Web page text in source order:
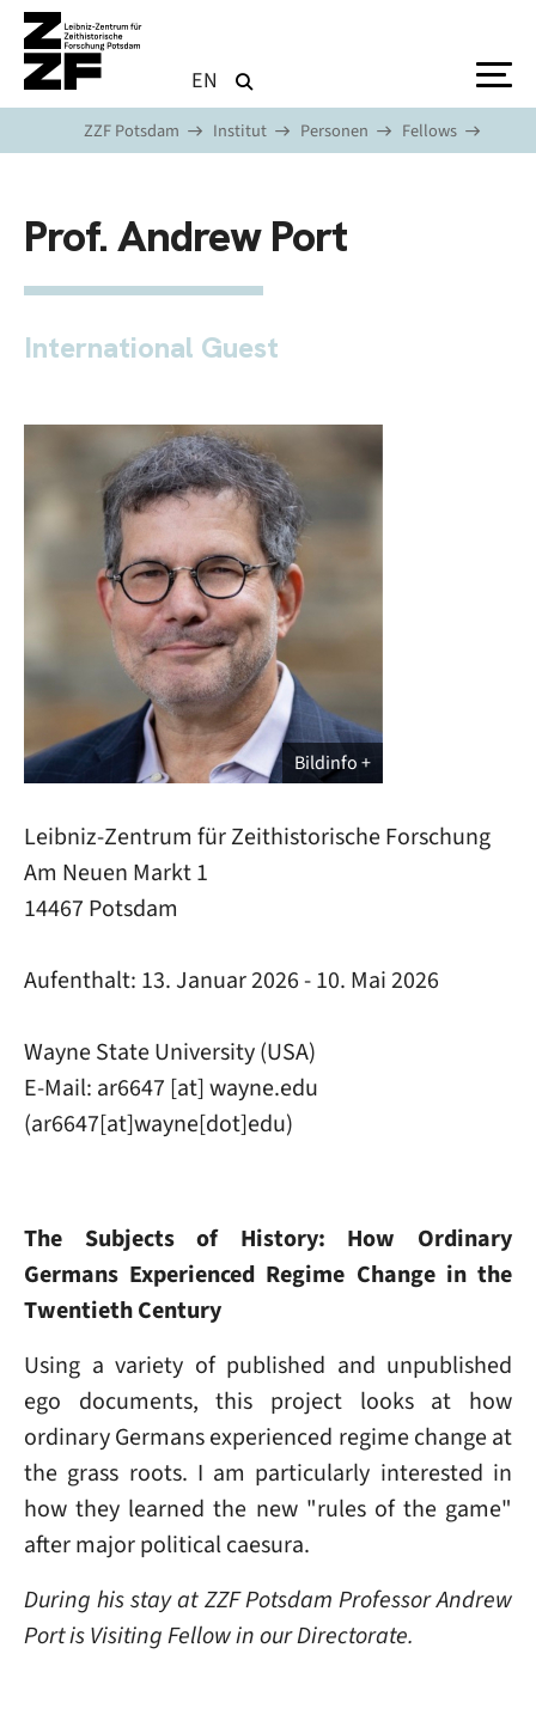
Direkt zum Inhalt
EN
ZZF Potsdam Institut Personen Fellows
Prof. Andrew Port
International Guest
Bildinfo
Leibniz-Zentrum für Zeithistorische Forschung
Am Neuen Markt 1
14467 Potsdam
Aufenthalt: 13. Januar 2026-10. Mai 2026
Wayne State University (USA)
E-Mail: ar6647 [at]wayne.edu
(ar6647[at]wayne[dot]edu)
The Subjects of History: How Ordinary
Germans Experienced Regime Change in the
Twentieth Century
Using a variety of published and unpublished
ego documents, this project looks at how
ordinary Germans experienced regime change at
the grass roots. I am particularly interested in
how they learned the new "rules of the game"
after major political caesura.
During his stay at ZZF Potsdam Professor Andrew
Port is Visiting Fellow in our Directorate.